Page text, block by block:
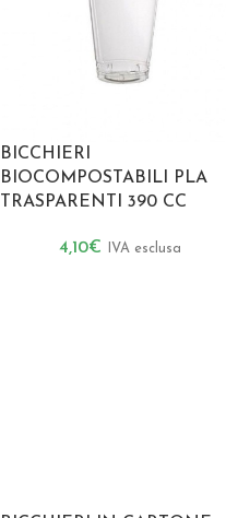
BICCHIERI
BIOCOMPOSTABILI PLA
TRASPARENTI 390 CC
4,10€ IVA esclusa